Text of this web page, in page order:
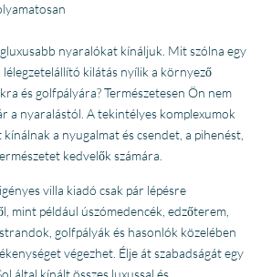
nyaralókat kínáljuk. Mit szólna egy
kilátás nyílik a környező
és golfpályára? Természetesen Ön nem
a nyaralástól. A tekintélyes komplexumok
a nyugalmat és csendet, a pihenést,
kedvelők számára.
villa kiadó csak pár lépésre
mint például úszómedencék, edzőterem,
golfpályák és hasonlók közelében
végezhet. Élje át szabadságát egy
által kínált összes luxussal és